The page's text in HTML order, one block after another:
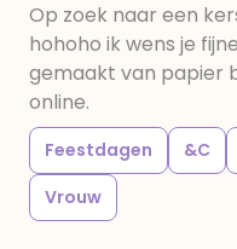
Op zoek naar een
hohoho ik wens je
gemaakt van papier
online.
Feestdagen &C
Vrouw